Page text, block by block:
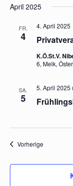
April 2025
FR.
4
4. April 2025
K.Ö.St.V.
6, Melk,
SA.
5
5. April 2025
Vorherige